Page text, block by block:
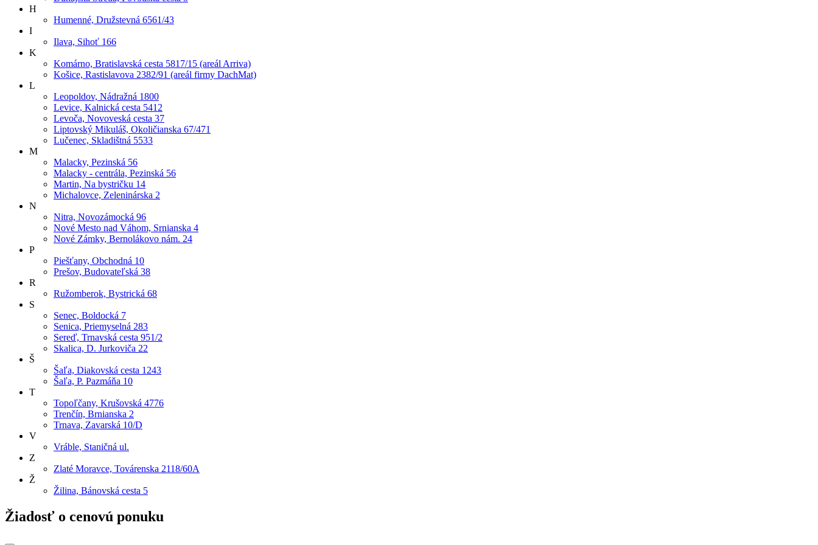
H
Humenné, Družstevná 6561/43
I
Ilava, Sihoť 166
K
Komárno, Bratislavská cesta 5817/15 (areál Arriva)
Košice, Rastislavova 2382/91 (areál firmy DachMat)
L
Leopoldov, Nádražná 1800
Levice, Kalnická cesta 5412
Levoča, Novoveská cesta 37
Liptovský Mikuláš, Okoličianska 67/471
Lučenec, Skladištná 5533
M
Malacky, Pezinská 56
Malacky - centrála, Pezinská 56
Martin, Na bystričku 14
Michalovce, Zeleninárska 2
N
Nitra, Novozámocká 96
Nové Mesto nad Váhom, Srnianska 4
Nové Zámky, Bernolákovo nám. 24
P
Piešťany, Obchodná 10
Prešov, Budovateľská 38
R
Ružomberok, Bystrická 68
S
Senec, Boldocká 7
Senica, Priemyselná 283
Sereď, Trnavská cesta 951/2
Skalica, D. Jurkoviča 22
Š
Šaľa, Diakovská cesta 1243
Šaľa, P. Pazmáňa 10
T
Topoľčany, Krušovská 4776
Trenčín, Brnianska 2
Trnava, Zavarská 10/D
V
Vráble, Staničná ul.
Z
Zlaté Moravce, Továrenska 2118/60A
Ž
Žilina, Bánovská cesta 5
Žiadosť o cenovú ponuku